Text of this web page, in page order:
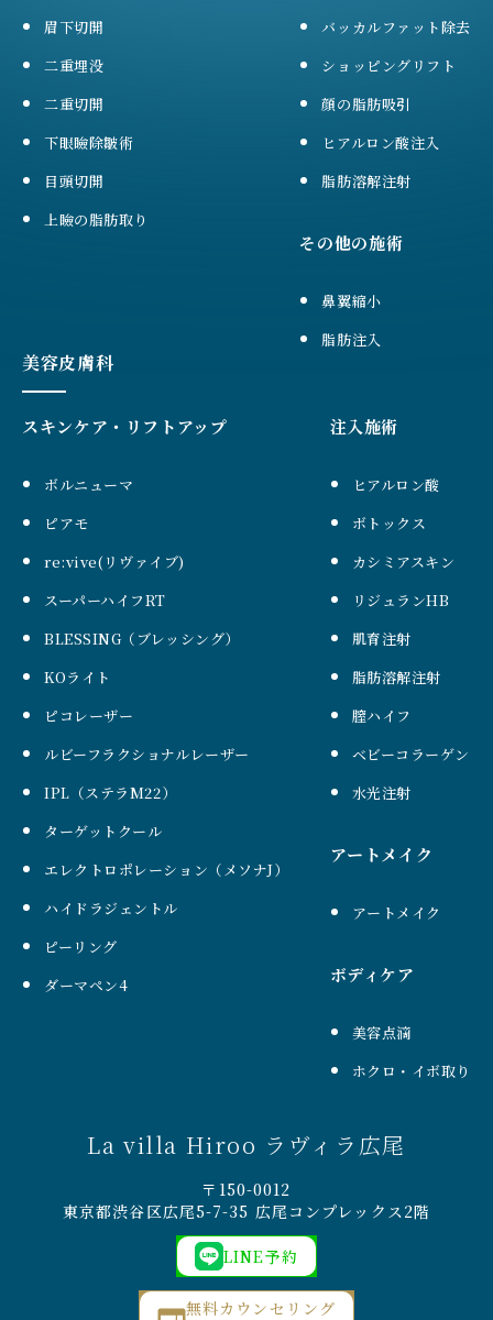
眉下切開
二重埋没
二重切開
下眼瞼除皺術
目頭切開
上瞼の脂肪取り
バッカルファット除去
ショッピングリフト
顔の脂肪吸引
ヒアルロン酸注入
脂肪溶解注射
その他の施術
鼻翼縮小
脂肪注入
美容皮膚科
スキンケア・リフトアップ
ボルニューマ
ピアモ
re:vive(リヴァイブ)
スーパーハイフRT
BLESSING（ブレッシング）
KOライト
ピコレーザー
ルビーフラクショナルレーザー
IPL（ステラM22）
ターゲットクール
エレクトロポレーション（メソナJ）
ハイドラジェントル
ピーリング
ダーマペン4
注入施術
ヒアルロン酸
ボトックス
カシミアスキン
リジュランHB
肌育注射
脂肪溶解注射
膣ハイフ
ベビーコラーゲン
水光注射
アートメイク
アートメイク
ボディケア
美容点滴
ホクロ・イボ取り
La villa Hiroo ラヴィラ広尾
〒150-0012
東京都渋谷区広尾5-7-35 広尾コンプレックス2階
LINE予約
無料カウンセリング